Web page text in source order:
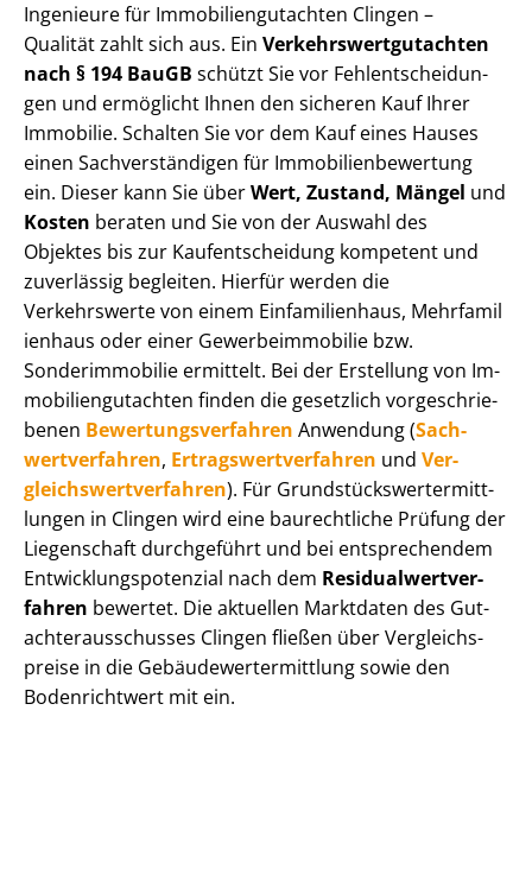
Ingenieure für Im­mo­bi­li­en­gut­ach­ten Clingen –
Qualität zahlt sich aus. Ein Ver­kehrs­wert­gut­ach­ten
nach § 194 BauGB schützt Sie vor Fehl­ent­schei­dun­
gen und ermöglicht Ihnen den sicheren Kauf Ihrer
Immobilie. Schalten Sie vor dem Kauf eines Hauses
einen Sach­ver­stän­di­gen für Im­mo­bi­li­en­be­wer­tung
ein. Dieser kann Sie überWert, Zustand, Mängel und
Kosten beraten und Sie von der Auswahl des
Objektes bis zur Kauf­ent­schei­dung kompetent und
zuverlässig begleiten. Hierfür werden die
Verkehrswerte von einem Einfamilienhaus, Mehr­fa­mi­l
i­en­haus oder einer Ge­wer­be­im­mo­bi­lie bzw.
Sonderimmobilie ermittelt. Bei der Erstellung von Im­
mo­bi­li­en­gut­ach­ten finden die gesetzlich vor­ge­schrie­
be­nen Be­wer­tungs­ver­fah­ren Anwendung (Sach­
wert­ver­fah­ren, Er­trags­wert­ver­fah­ren und Ver­
gleichs­wert­ver­fah­ren). Für Grund­stücks­wert­ermitt­
lun­gen in Clingen wird eine baurechtliche Prüfung der
Liegenschaft durchgeführt und bei entsprechendem
Ent­wick­lungs­po­ten­zi­al nach dem Re­si­du­al­wert­ver­
fah­ren bewertet. Die aktuellen Marktdaten des Gut­
ach­ter­aus­schus­ses Clingen fließen über Ver­gleichs­
prei­se in die Ge­bäu­de­wert­ermitt­lung sowie den
Bodenrichtwert mit ein.